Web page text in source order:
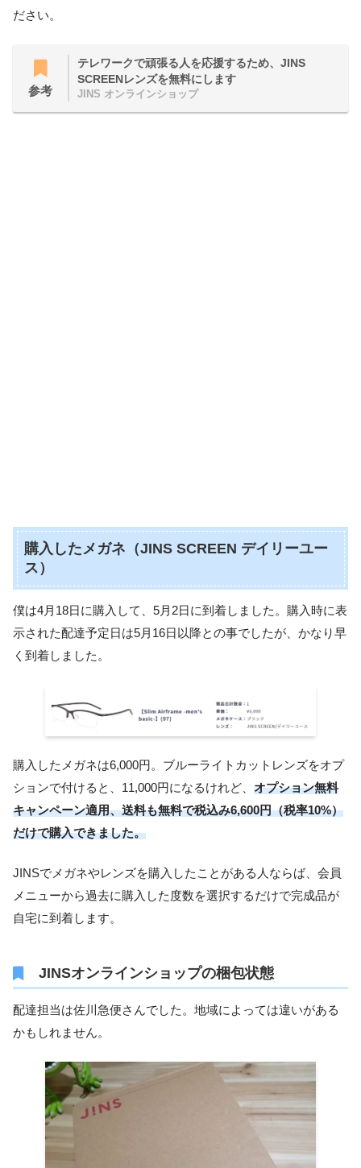
ださい。
参考
テレワークで頑張る人を応援するため、JINS
SCREENレンズを無料にします
JINS オンラインショップ
購入したメガネ（JINS SCREEN デイリーユー
ス）
僕は4月18日に購入して、5月2日に到着しました。購入時に表
示された配達予定日は5月16日以降との事でしたが、かなり早
く到着しました。
購入したメガネは6,000円。ブルーライトカットレンズをオプ
ションで付けると、11,000円になるけれど、 オプション無料
キャンペーン適用、送料も無料で税込み6,600円（税率10%）
だけで購入できました。
JINSでメガネやレンズを購入したことがある人ならば、会員
メニューから過去に購入した度数を選択するだけで完成品が
自宅に到着します。
JINSオンラインショップの梱包状態
配達担当は佐川急便さんでした。地域によっては違いがある
かもしれません。